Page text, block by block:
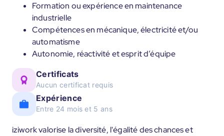
Formation ou expérience en maintenance
industrielle
Compétences en mécanique, électricité et/ou
automatisme
Autonomie, réactivité et esprit d’équipe
Certificats
Aucun certificat requis
Expérience
Entre 24 mois et 5 ans
iziwork valorise la diversité, l'égalité des chances et